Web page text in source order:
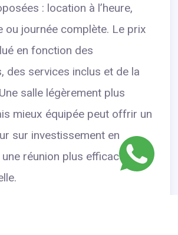
: location à l’heure,
ou journée complète. Le prix
en fonction des
des services inclus et de la
salle légèrement plus
mieux équipée peut offrir un
sur investissement en
réunion plus efficace et